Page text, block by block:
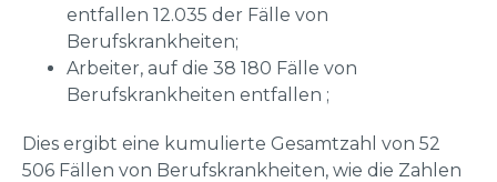
entfallen 12.035 der Fälle von
Berufskrankheiten;
Arbeiter, auf die 38 180 Fälle von
Berufskrankheiten entfallen ;
Dies ergibt eine kumulierte Gesamtzahl von 52
506 Fällen von Berufskrankheiten, wie die Zahlen